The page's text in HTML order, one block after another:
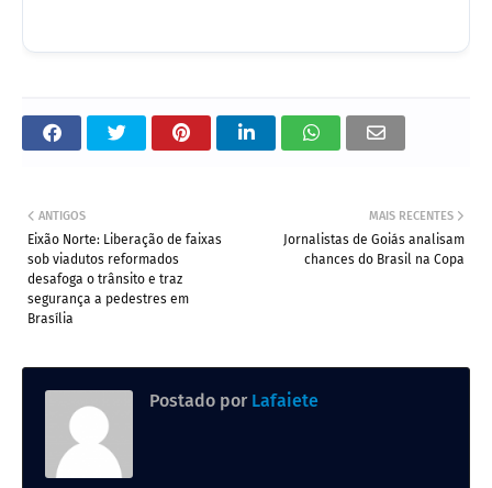
MAIS RECENTES
Jornalistas de Goiás analisam
chances do Brasil na Copa
ANTIGOS
Eixão Norte: Liberação de faixas
sob viadutos reformados
desafoga o trânsito e traz
segurança a pedestres em
Brasília
Postado por Lafaiete